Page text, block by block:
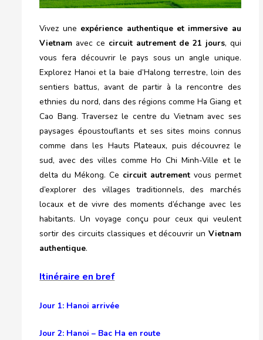
Vivez une expérience authentique et immersive au
Vietnam avec ce circuit autrement de 21 jours, qui
vous fera découvrir le pays sous un angle unique.
Explorez Hanoi et la baie d’Halong terrestre, loin des
sentiers battus, avant de partir à la rencontre des
ethnies du nord, dans des régions comme Ha Giang et
Cao Bang. Traversez le centre du Vietnam avec ses
paysages époustouflants et ses sites moins connus
comme dans les Hauts Plateaux, puis découvrez le
sud, avec des villes comme Ho Chi Minh-Ville et le
delta du Mékong. Ce circuit autrementvous permet
d’explorer des villages traditionnels, des marchés
locaux et de vivre des moments d’échange avec les
habitants. Un voyage conçu pour ceux qui veulent
sortir des circuits classiques et découvrir un Vietnam
authentique.
Itinéraire en bref
Jour 1: Hanoi arrivée
Jour 2: Hanoi – Bac Ha en route